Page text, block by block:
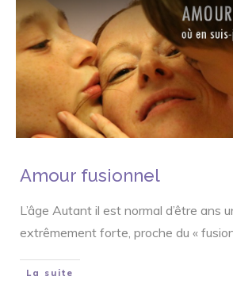
Amour fusionnel
L’âge Autant il est normal d’être ans
extrêmement forte, proche du «
La suite